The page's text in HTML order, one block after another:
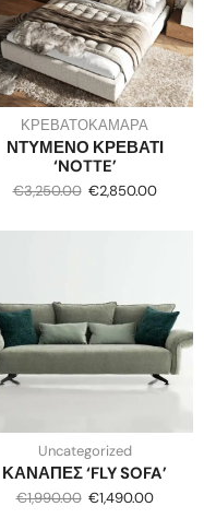
ΚΡΕΒΑΤΟΚΑΜΑΡΑ
ΝΤΥΜΕΝΟ ΚΡΕΒΑΤΙ
‘NOTTE’
€3,250.00 €2,850.00
Uncategorized
ΚΑΝΑΠΕΣ ‘FLY SOFA’
€1,990.00 €1,490.00